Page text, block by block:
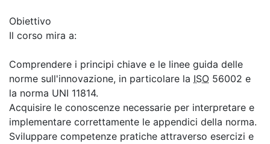
Obiettivo
Il corso mira a:
Comprendere i principi chiave e le linee guida delle
norme sull'innovazione, in particolare la ISO 56002 e
la norma UNI 11814.
Acquisire le conoscenze necessarie per interpretare e
implementare correttamente le appendici della norma.
Sviluppare competenze pratiche attraverso esercizi e